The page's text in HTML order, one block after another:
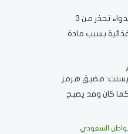
الغذاء والدواء تحذر من 3
بسبب مادة
مضيق هرمز
كان وقد يصبح
السعودي